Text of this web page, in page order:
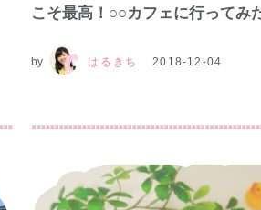
こそ最高！○○カフェに行ってみ
by はるきち 2018-12-04